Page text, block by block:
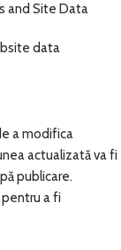
and Site Data
data
a modifica
actualizată va fi
publicare.
a fi